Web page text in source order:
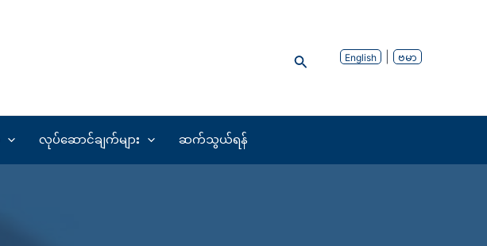
English ဗမာ
လုပ်ဆောင်ချက်များ ဆက်သွယ်ရန်